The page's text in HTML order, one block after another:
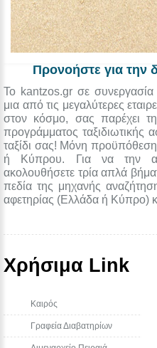
Προνοήστε για την
Το kantzos.gr σε
μια από τις μεγαλύτερες
στον κόσμο, σας παρέχει
προγράμματος ταξιδιωτικής
ταξίδι σας! Μόνη προϋπόθεση
ή Κύπρου. Για να την
ακολουθήσετε τρία απλά
πεδία της μηχανής
αφετηρίας (Ελλάδα ή Κύπρο)
Χρήσιμα Link
Καιρός
Γραφεία Διαβατηρίων